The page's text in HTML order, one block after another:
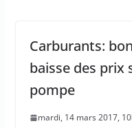
Carburants:
baisse des prix
pompe
mardi, 14 mars 2017,